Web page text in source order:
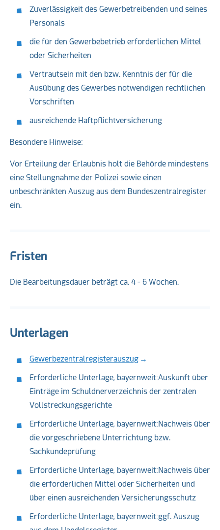
Zuverlässigkeit des Gewerbetreibenden und seines
Personals
die für den Gewerbebetrieb erforderlichen Mittel
oder Sicherheiten
Vertrautsein mit den bzw. Kenntnis der für die
Ausübung des Gewerbes notwendigen rechtlichen
Vorschriften
ausreichende Haftpflichtversicherung
Besondere Hinweise:
Vor Erteilung der Erlaubnis holt die Behörde mindestens
eine Stellungnahme der Polizei sowie einen
unbeschränkten Auszug aus dem Bundeszentralregister
ein.
Fristen
Die Bearbeitungsdauer beträgt ca. 4 - 6 Wochen.
Unterlagen
Gewerbezentralregisterauszug
Erforderliche Unterlage, bayernweit:Auskunft über
Einträge im Schuldnerverzeichnis der zentralen
Vollstreckungsgerichte
Erforderliche Unterlage, bayernweit:Nachweis über
die vorgeschriebene Unterrichtung bzw.
Sachkundeprüfung
Erforderliche Unterlage, bayernweit:Nachweis über
die erforderlichen Mittel oder Sicherheiten und
über einen ausreichenden Versicherungsschutz
Erforderliche Unterlage, bayernweit:ggf. Auszug